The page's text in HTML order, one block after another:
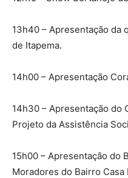
13h40 – Apresentação da
de Itapema.
14h00 – Apresentação
14h30 – Apresentação do
Projeto da Assistência
15h00 – Apresentação do
Moradores do Bairro Casa